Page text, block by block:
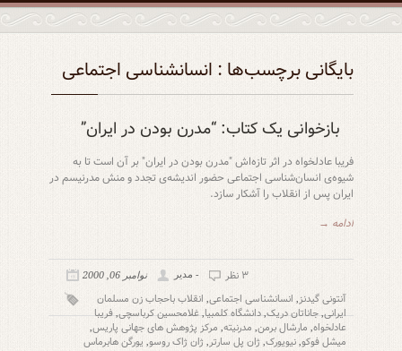
بایگانی برچسب‌ها : انسانشناسی اجتماعی
بازخوانی یک کتاب: “مدرن بودن در ایران”
فریبا عادلخواه در اثر تازه‌اش "مدرن بودن در ایران" بر آن است تا به
شیوه‌ی انسان‌شناسی اجتماعی حضور اندیشه‌ی تجدد و منش مدرنیسم در
ایران پس از انقلاب را آشکار سازد.
ادامه →
نوامبر 06, 2000 - مدیر
۳ نظر
آنتونی گیدنز, انسانشناسی اجتماعی, انقلاب باحجاب زن مسلمان
ایرانی,جاناتان دریک,دانشگاه کلمبیا,غلامحسین کرباسچی,فریبا
عادلخواه, مارشال برمن, مدرنیته, مرکز پژوهش های جهانی پاریس,
میشل فوکو, نیویورک, ژان پل سارتر, ژان ژاک روسو, یورگن هابرماس